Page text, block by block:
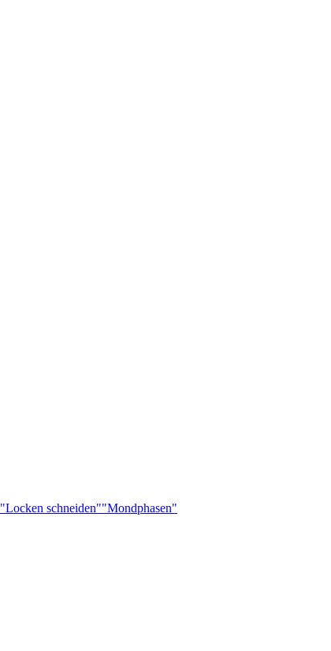
"Locken schneiden""Mondphasen"